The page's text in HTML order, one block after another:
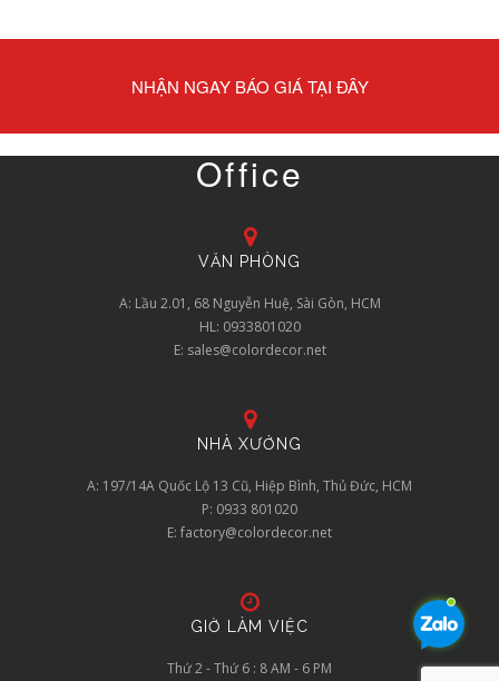
NHẬN NGAY BÁO GIÁ TẠI ĐÂY
Office
VĂN PHÒNG
A: Lầu 2.01, 68 Nguyễn Huệ, Sài Gòn, HCM
HL: 0933801020
E: sales@colordecor.net
NHÀ XƯỞNG
A: 197/14A Quốc Lộ 13 Cũ, Hiệp Bình, Thủ Đức, HCM
P: 0933 801020
E: factory@colordecor.net
GIỜ LÀM VIỆC
Thứ 2 - Thứ 6 : 8 AM - 6 PM